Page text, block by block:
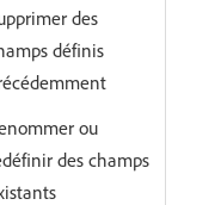
des
définis
ou
des champs